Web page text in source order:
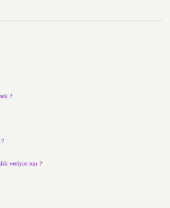
?
veriyor mu ?